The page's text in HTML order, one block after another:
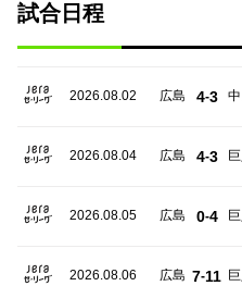
試合日程
2026.08.02 広島 4-3 中
2026.08.04 広島 4-3
2026.08.05 広島 0-4
2026.08.06 広島 7-11